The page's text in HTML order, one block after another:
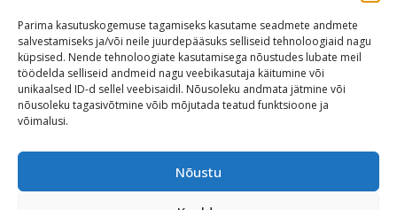
Parima kasutuskogemuse tagamiseks kasutame seadmete andmete
salvestamiseks ja/või neile juurdepääsuks selliseid tehnoloogiaid nagu
küpsised. Nende tehnoloogiate kasutamisega nõustudes lubate meil
töödelda selliseid andmeid nagu veebikasutaja käitumine või
unikaalsed ID-d sellel veebisaidil. Nõusoleku andmata jätmine või
nõusoleku tagasivõtmine võib mõjutada teatud funktsioone ja
võimalusi.
Nõustu
Maitseelamused
Vaatamisväärsused
Visit Tallinn
Turismiprofessionaalile